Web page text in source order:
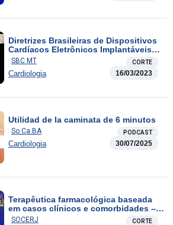
Diretrizes Brasileiras de Dispositivos
Cardíacos Eletrônicos Implantáveis
2023: O que muda?
SBC MT CORTE
Cardiologia 16/03/2023
Utilidad de la caminata de 6 minutos
So.Ca.BA PODCAST
Cardiologia 30/07/2025
Terapêutica farmacológica baseada
em casos clínicos e comorbidades –
Parte 2
SOCERJ CORTE